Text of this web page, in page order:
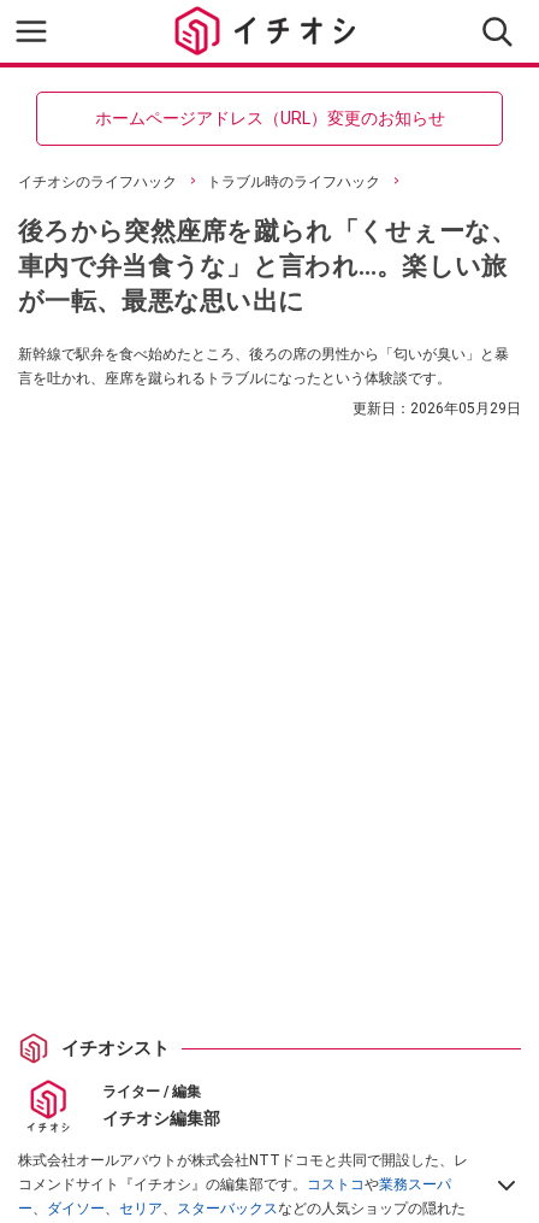
ホームページアドレス（URL）変更のお知らせ
イチオシのライフハック トラブル時のライフハック
後ろから突然座席を蹴られ「くせぇーな、
車内で弁当食うな」と言われ…。楽しい旅
が一転、最悪な思い出に
新幹線で駅弁を食べ始めたところ、後ろの席の男性から「匂いが臭い」と暴
言を吐かれ、座席を蹴られるトラブルになったという体験談です。
更新日： 2026年05月29日
イチオシスト
ライター / 編集
イチオシ編集部
株式会社オールアバウトが株式会社NTTドコモと共同で開設した、レ
コメンドサイト『イチオシ』の編集部です。 コストコや業務スーパ
ー、 ダイソー、 セリア、 スターバックスなどの人気ショップの隠れた